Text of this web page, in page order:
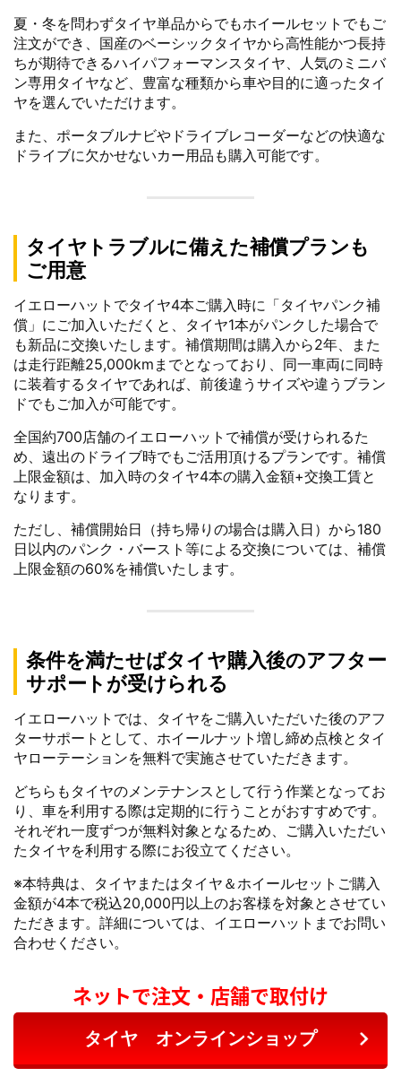
夏・冬を問わずタイヤ単品からでもホイールセットでもご
注文ができ、国産のベーシックタイヤから高性能かつ長持
ちが期待できるハイパフォーマンスタイヤ、人気のミニバ
ン専用タイヤなど、豊富な種類から車や目的に適ったタイ
ヤを選んでいただけます。
また、ポータブルナビやドライブレコーダーなどの快適な
ドライブに欠かせないカー用品も購入可能です。
タイヤトラブルに備えた補償プランも
ご用意
イエローハットでタイヤ4本ご購入時に「タイヤパンク補
償」にご加入いただくと、タイヤ1本がパンクした場合で
も新品に交換いたします。補償期間は購入から2年、また
は走行距離25,000kmまでとなっており、同一車両に同時
に装着するタイヤであれば、前後違うサイズや違うブラン
ドでもご加入が可能です。
全国約700店舗のイエローハットで補償が受けられるた
め、遠出のドライブ時でもご活用頂けるプランです。補償
上限金額は、加入時のタイヤ4本の購入金額+交換工賃と
なります。
ただし、補償開始日（持ち帰りの場合は購入日）から180
日以内のパンク・バースト等による交換については、補償
上限金額の60%を補償いたします。
条件を満たせばタイヤ購入後のアフター
サポートが受けられる
イエローハットでは、タイヤをご購入いただいた後のアフ
ターサポートとして、ホイールナット増し締め点検とタイ
ヤローテーションを無料で実施させていただきます。
どちらもタイヤのメンテナンスとして行う作業となってお
り、車を利用する際は定期的に行うことがおすすめです。
それぞれ一度ずつが無料対象となるため、ご購入いただい
たタイヤを利用する際にお役立てください。
※本特典は、タイヤまたはタイヤ＆ホイールセットご購入
金額が4本で税込20,000円以上のお客様を対象とさせてい
ただきます。詳細については、イエローハットまでお問い
合わせください。
ネットで注文・店舗で取付け
タイヤ オンラインショップ